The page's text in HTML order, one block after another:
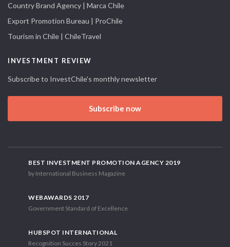
Country Brand Agency | Marca Chile
Export Promotion Bureau | ProChile
Tourism in Chile | ChileTravel
INVESTMENT REVIEW
Subscribe to InvestChile's monthly newsletter
Subscribe now
BEST INVESTMENT PROMOTION AGENCY 2019
by International Business Magazine
WEBAWARDS 2017
Government Standard of Excellence
HUBSPOT INTERNATIONAL
Recognition Succes Story 2021